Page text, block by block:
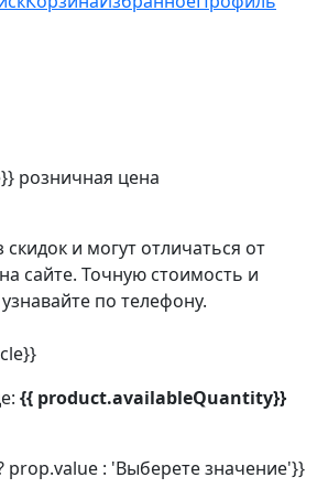
розничная цена
и могут отличаться от
сайте. Точную стоимость и
по телефону.
{{ product.availableQuantity}}
prop.value : 'Выберете значение'}}